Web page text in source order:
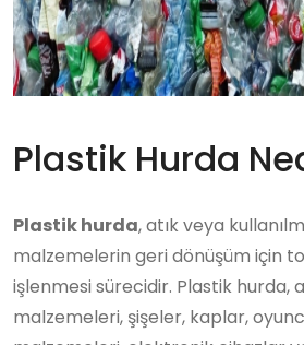
Plastik Hurda
Plastik hurda, atık veya
malzemelerin geri dönüşüm için
işlenmesi sürecidir. Plastik hurda,
malzemeleri, şişeler, kaplar,